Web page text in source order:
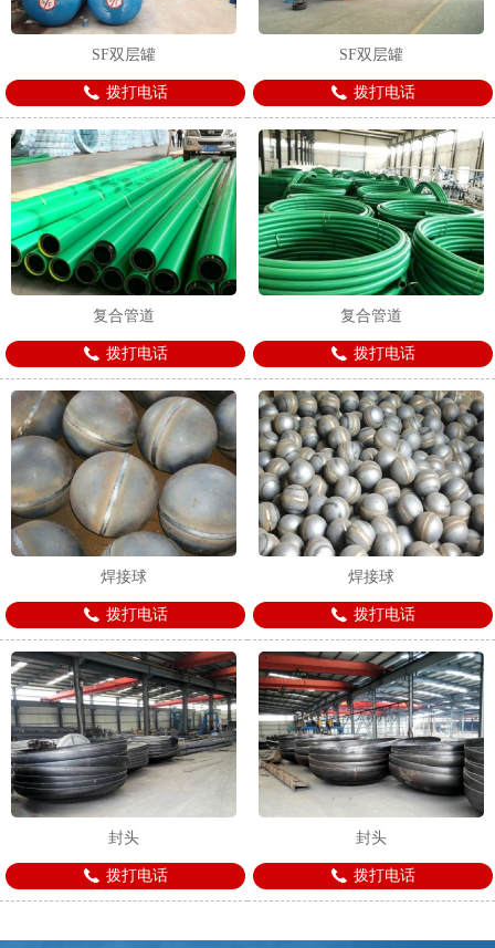
SF双层罐
拨打电话
SF双层罐
拨打电话
复合管道
拨打电话
复合管道
拨打电话
焊接球
拨打电话
焊接球
拨打电话
封头
拨打电话
封头
拨打电话